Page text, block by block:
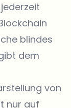
blindes
dem
von
nur auf